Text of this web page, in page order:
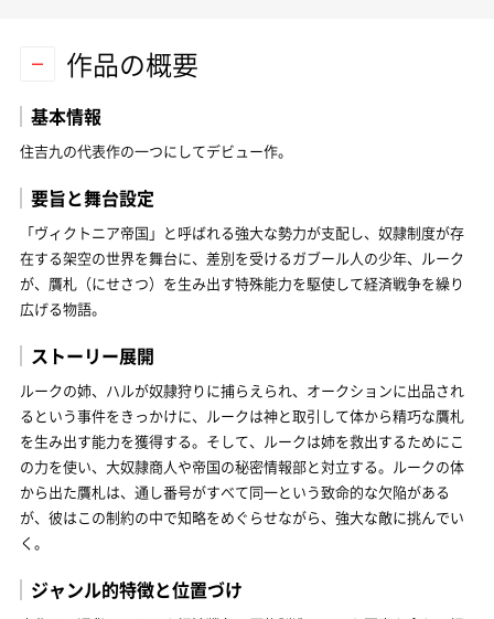
作品の概要
基本情報
住吉九の代表作の一つにしてデビュー作。
要旨と舞台設定
「ヴィクトニア帝国」と呼ばれる強大な勢力が支配し、奴隷制度が存
在する架空の世界を舞台に、差別を受けるガブール人の少年、ルーク
が、贋札（にせさつ）を生み出す特殊能力を駆使して経済戦争を繰り
広げる物語。
ストーリー展開
ルークの姉、ハルが奴隷狩りに捕らえられ、オークションに出品され
るという事件をきっかけに、ルークは神と取引して体から精巧な贋札
を生み出す能力を獲得する。そして、ルークは姉を救出するためにこ
の力を使い、大奴隷商人や帝国の秘密情報部と対立する。ルークの体
から出た贋札は、通し番号がすべて同一という致命的な欠陥がある
が、彼はこの制約の中で知略をめぐらせながら、強大な敵に挑んでい
く。
ジャンル的特徴と位置づけ